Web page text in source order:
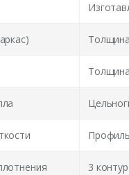
3